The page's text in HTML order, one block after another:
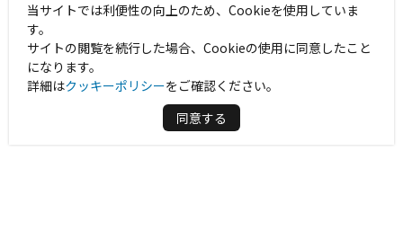
当サイトでは利便性の向上のため、Cookieを使用していま
す。
サイトの閲覧を続行した場合、Cookieの使用に同意したこと
になります。
詳細はクッキーポリシーをご確認ください。
同意する